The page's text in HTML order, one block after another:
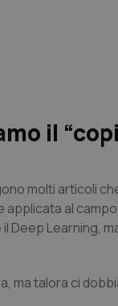
il
molti articoli
applicata al
Deep Learning,
ma talora ci